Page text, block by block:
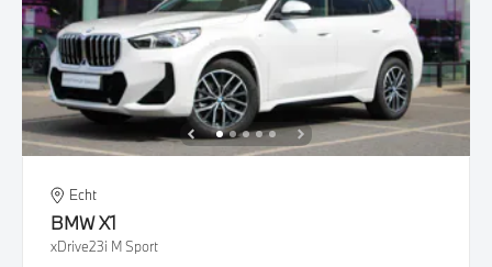
Echt
BMWX1
xDrive23i M Sport